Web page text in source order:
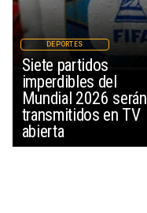
Siete partidos
imperdibles del
Mundial 2026 serán
transmitidos en TV
abierta
DEPORTES